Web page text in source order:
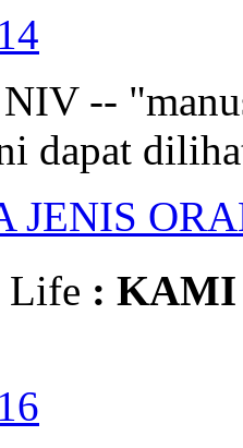
--
dapat
JENIS
Life :